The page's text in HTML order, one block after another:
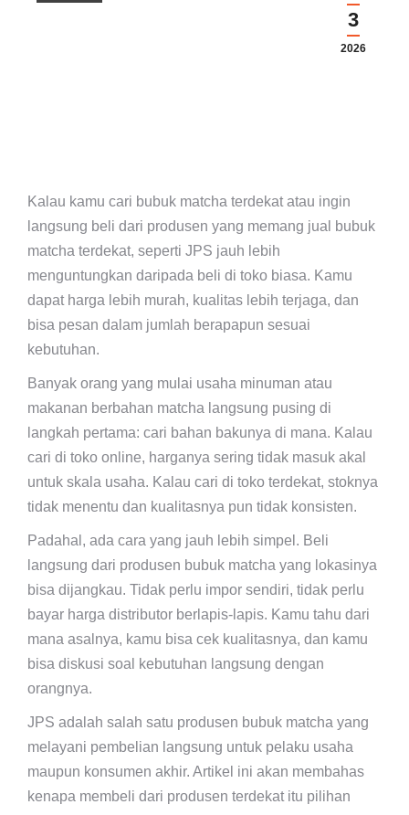
3
2026
Kalau kamu cari bubuk matcha terdekat atau ingin
langsung beli dari produsen yang memang jual bubuk
matcha terdekat, seperti JPS jauh lebih
menguntungkan daripada beli di toko biasa. Kamu
dapat harga lebih murah, kualitas lebih terjaga, dan
bisa pesan dalam jumlah berapapun sesuai
kebutuhan.
Banyak orang yang mulai usaha minuman atau
makanan berbahan matcha langsung pusing di
langkah pertama: cari bahan bakunya di mana. Kalau
cari di toko online, harganya sering tidak masuk akal
untuk skala usaha. Kalau cari di toko terdekat, stoknya
tidak menentu dan kualitasnya pun tidak konsisten.
Padahal, ada cara yang jauh lebih simpel. Beli
langsung dari produsen bubuk matcha yang lokasinya
bisa dijangkau. Tidak perlu impor sendiri, tidak perlu
bayar harga distributor berlapis-lapis. Kamu tahu dari
mana asalnya, kamu bisa cek kualitasnya, dan kamu
bisa diskusi soal kebutuhan langsung dengan
orangnya.
JPS adalah salah satu produsen bubuk matcha yang
melayani pembelian langsung untuk pelaku usaha
maupun konsumen akhir. Artikel ini akan membahas
kenapa membeli dari produsen terdekat itu pilihan